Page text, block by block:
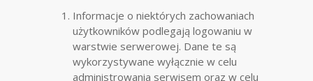
Informacje o niektórych zachowaniach
użytkowników podlegają logowaniu w
warstwie serwerowej. Dane te są
wykorzystywane wyłącznie w celu
administrowania serwisem oraz w celu